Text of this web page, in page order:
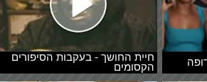
חיית החושך - בעקבות הסיפורים
הקסומים